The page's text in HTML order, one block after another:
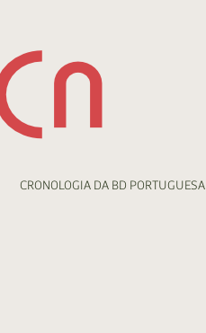
CRONOLOGIA DA BD PORTUGUESA